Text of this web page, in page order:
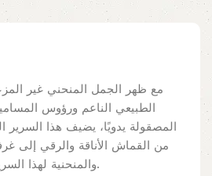
مع ظهر الجمل المنحني غير
الطبيعي الناعم ورؤوس
المصقولة يدويًا، يضيف هذا السرير
من القماش الأناقة والرقي إلى
والمنحنية لهذا السرير مطلية باللون الأسود.